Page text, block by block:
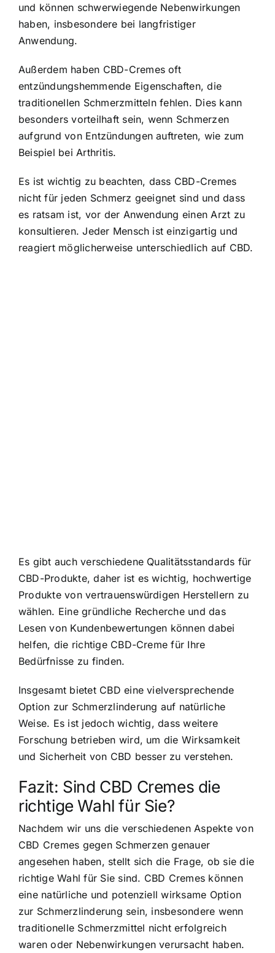
und können schwerwiegende Nebenwirkungen
haben, insbesondere bei langfristiger
Anwendung.
Außerdem haben CBD-Cremes oft
entzündungshemmende Eigenschaften, die
traditionellen Schmerzmitteln fehlen. Dies kann
besonders vorteilhaft sein, wenn Schmerzen
aufgrund von Entzündungen auftreten, wie zum
Beispiel bei Arthritis.
Es ist wichtig zu beachten, dass CBD-Cremes
nicht für jeden Schmerz geeignet sind und dass
es ratsam ist, vor der Anwendung einen Arzt zu
konsultieren. Jeder Mensch ist einzigartig und
reagiert möglicherweise unterschiedlich auf CBD.
Es gibt auch verschiedene Qualitätsstandards für
CBD-Produkte, daher ist es wichtig, hochwertige
Produkte von vertrauenswürdigen Herstellern zu
wählen. Eine gründliche Recherche und das
Lesen von Kundenbewertungen können dabei
helfen, die richtige CBD-Creme für Ihre
Bedürfnisse zu finden.
Insgesamt bietet CBD eine vielversprechende
Option zur Schmerzlinderung auf natürliche
Weise. Es ist jedoch wichtig, dass weitere
Forschung betrieben wird, um die Wirksamkeit
und Sicherheit von CBD besser zu verstehen.
Fazit: Sind CBD Cremes die
richtige Wahl für Sie?
Nachdem wir uns die verschiedenen Aspekte von
CBD Cremes gegen Schmerzen genauer
angesehen haben, stellt sich die Frage, ob sie die
richtige Wahl für Sie sind. CBD Cremes können
eine natürliche und potenziell wirksame Option
zur Schmerzlinderung sein, insbesondere wenn
traditionelle Schmerzmittel nicht erfolgreich
waren oder Nebenwirkungen verursacht haben.